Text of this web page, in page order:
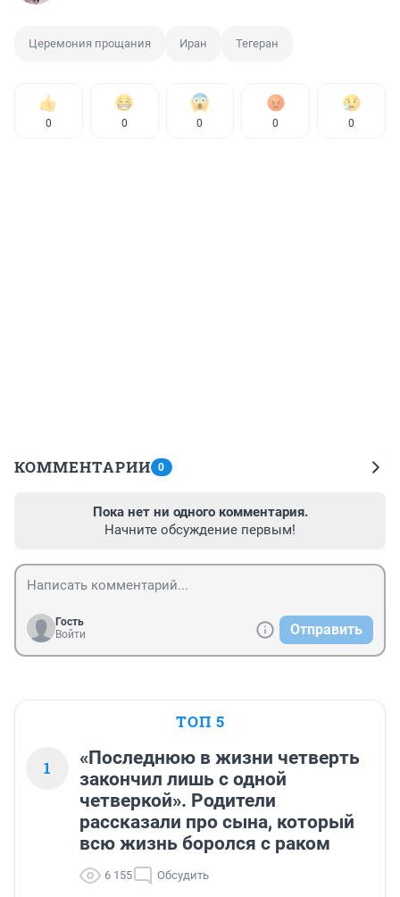
Церемония прощания Иран Тегеран
0 0 0 0 0
КОММЕНТАРИИ 0
Пока нет ни одного комментария.
Начните обсуждение первым!
Гость
Войти
Отправить
ТОП 5
1
«Последнюю в жизни четверть
закончил лишь с одной
четверкой». Родители
рассказали про сына, который
всю жизнь боролся с раком
6 155 Обсудить